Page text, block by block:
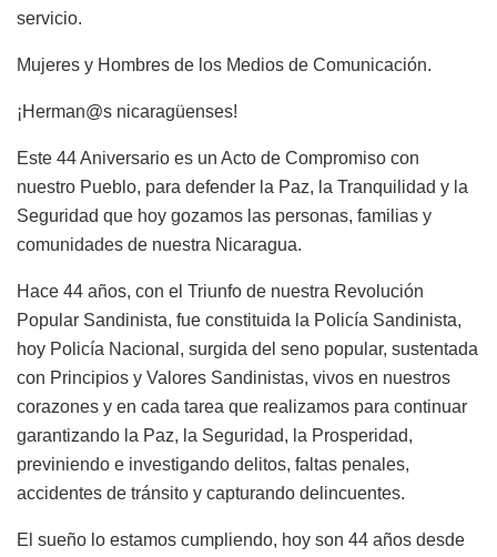
servicio.
Mujeres y Hombres de los Medios de Comunicación.
¡Herman@s nicaragüenses!
Este 44 Aniversario es un Acto de Compromiso con
nuestro Pueblo, para defender la Paz, la Tranquilidad y la
Seguridad que hoy gozamos las personas, familias y
comunidades de nuestra Nicaragua.
Hace 44 años, con el Triunfo de nuestra Revolución
Popular Sandinista, fue constituida la Policía Sandinista,
hoy Policía Nacional, surgida del seno popular, sustentada
con Principios y Valores Sandinistas, vivos en nuestros
corazones y en cada tarea que realizamos para continuar
garantizando la Paz, la Seguridad, la Prosperidad,
previniendo e investigando delitos, faltas penales,
accidentes de tránsito y capturando delincuentes.
El sueño lo estamos cumpliendo, hoy son 44 años desde